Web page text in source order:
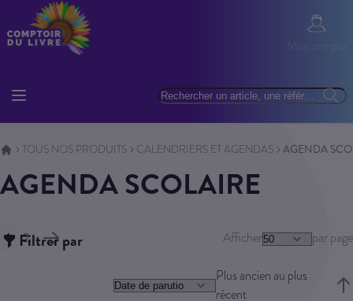
Allez au contenu
Rechercher
Mon
Mon compte
TOUS NOS PRODUITS CALENDRIERS ET AGENDAS AGENDA
AGENDA SCOLAIRE
Filtrer par
Page
Vous lisez actuellement la page
1 Page
2 Page
Suivant Afficher par page
Plus ancien au plus
récent